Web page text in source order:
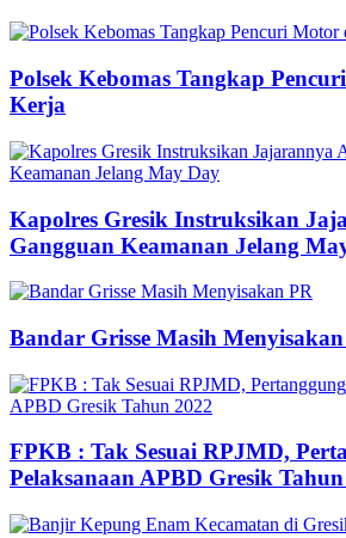
Polsek Kebomas Tangkap
Kerja
Kapolres Gresik Instruksikan
Gangguan Keamanan Jelang
Bandar Grisse Masih
FPKB : Tak Sesuai RPJMD,
Pelaksanaan APBD Gresik